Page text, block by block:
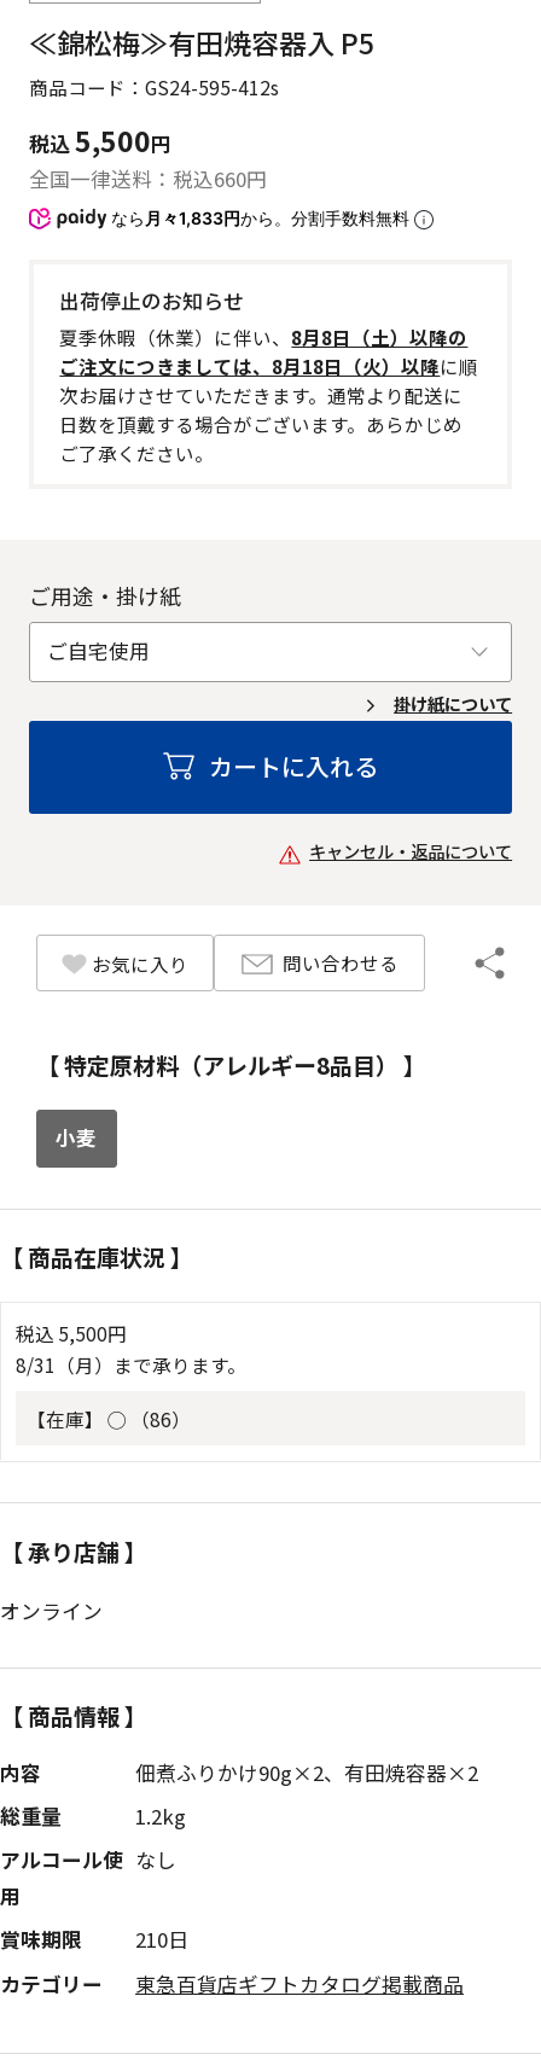
≪錦松梅≫有田焼容器入 P5
商品コード：GS24-595-412s
税込5,500円
全国一律送料：税込660円
なら 月々1,833円から。分割手数料無料
出荷停止のお知らせ
夏季休暇（休業）に伴い、 8月8日（土）以降の
ご注文につきましては、8月18日（火）以降に順
次お届けさせていただきます。通常より配送に
日数を頂戴する場合がございます。あらかじめ
ご了承ください。
ご用途・掛け紙
掛け紙について
カートに入れる
キャンセル・返品について
お気に入り 問い合わせる
【 特定原材料（アレルギー8品目） 】
小麦
【 商品在庫状況 】
税込 5,500円
8/31（月）まで承ります。
【在庫】 ◯ （86）
【 承り店舗 】
オンライン
【 商品情報 】
内容
佃煮ふりかけ90g×2、有田焼容器×2
総重量
1.2kg
アルコール使
用
なし
賞味期限
210日
カテゴリー
東急百貨店ギフトカタログ掲載商品